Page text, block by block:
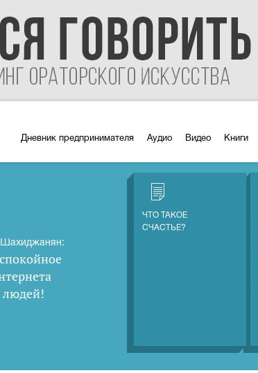
Дневник предпринимателя Аудио Видео Книги
людей!
ЧТО ТАКОЕ
СЧАСТЬЕ?